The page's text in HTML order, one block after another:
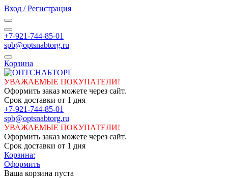
Вход / Регистрация
+7-921-744-85-01
spb@optsnabtorg.ru
Корзина
УВАЖАЕМЫЕ ПОКУПАТЕЛИ!
Оформить заказ можете через сайт.
Срок доставки от 1 дня
+7-921-744-85-01
spb@optsnabtorg.ru
УВАЖАЕМЫЕ ПОКУПАТЕЛИ!
Оформить заказ можете через сайт.
Срок доставки от 1 дня
Корзина:
Оформить
Ваша корзина пуста